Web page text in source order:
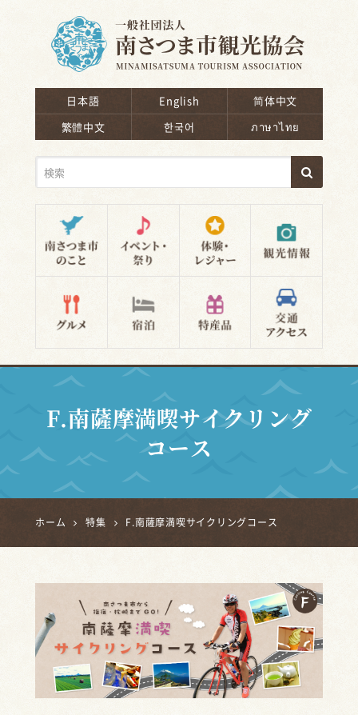
日本語 English
简体中文
繁體中文
한국어 ภาษาไทย
F.南薩摩満喫サイクリング
コース
ホーム 特集 F.南薩摩満喫サイクリングコース